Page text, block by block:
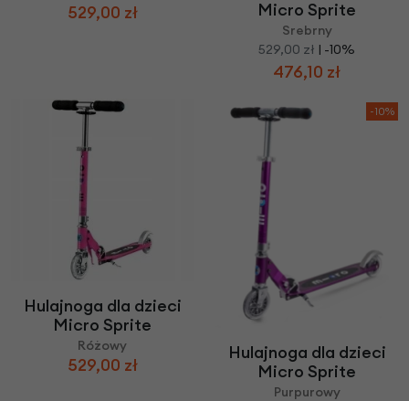
529,00 zł
Micro Sprite
Srebrny
529,00 zł | -10%
476,10 zł
Hulajnoga dla dzieci
Micro Sprite
Różowy
529,00 zł
-10%
Hulajnoga dla dzieci
Micro Sprite
Purpurowy